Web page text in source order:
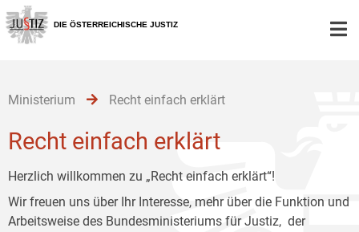
Zur
Hauptnavigation
[1]
Zum
Inhalt
[2]
Zum
Untermenü
[3]
DIE ÖSTERREICHISCHE JUSTIZ
Ministerium Recht einfach erklärt
Recht einfach erklärt
Herzlich willkommen zu „Recht einfach erklärt“!
Wir freuen uns über Ihr Interesse, mehr über die Funktion und
Arbeitsweise des Bundesministeriums für Justiz, der